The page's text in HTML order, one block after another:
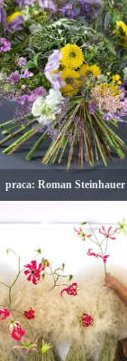
praca: Roman Steinhauer